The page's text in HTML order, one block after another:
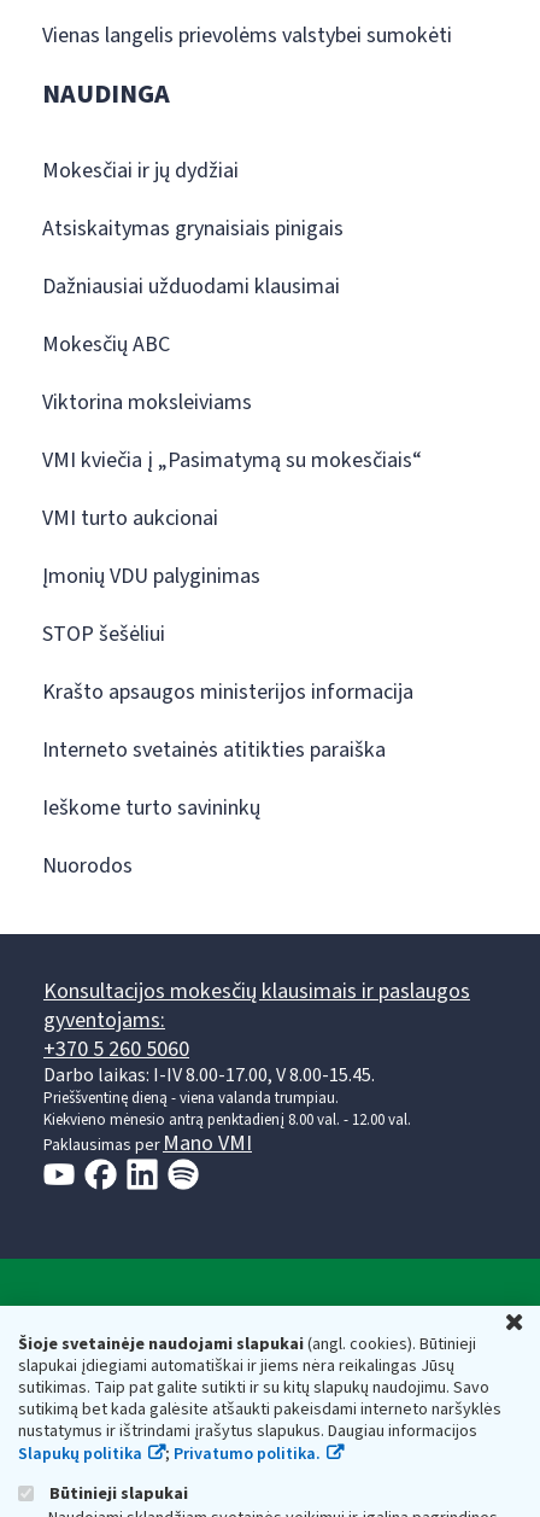
Šioje svetainėje naudojami slapukai(angl. cookies). Būtinieji
slapukai įdiegiami automatiškai ir jiems nėra reikalingas Jūsų
sutikimas. Taip pat galite sutikti ir su kitų slapukų naudojimu. Savo
sutikimą bet kada galėsite atšaukti pakeisdami interneto naršyklės
nustatymus ir ištrindami įrašytus slapukus. Daugiau informacijos
Slapukų politika
; Privatumo politika.
Būtinieji slapukai
Vienas langelis prievolėms valstybei sumokėti
NAUDINGA
Mokesčiai ir jų dydžiai
Atsiskaitymas grynaisiais pinigais
Dažniausiai užduodami klausimai
Mokesčių ABC
Viktorina moksleiviams
VMI kviečia į „Pasimatymą su mokesčiais“
VMI turto aukcionai
Įmonių VDU palyginimas
STOP šešėliui
Krašto apsaugos ministerijos informacija
Interneto svetainės atitikties paraiška
Ieškome turto savininkų
Nuorodos
Konsultacijos mokesčių klausimais ir paslaugos
gyventojams:
+370 5 260 5060
Darbo laikas: I-IV 8.00-17.00, V 8.00-15.45.
Prieššventinę dieną - viena valanda trumpiau.
Kiekvieno mėnesio antrą penktadienį 8.00 val. - 12.00 val.
Paklausimas per Mano VMI
Respublikos finansų ministerijos
Biudžetinė įstaiga. Juridinio asmens kodas — 188659752,
adresas: Vasario 16-osios g. 14, 01107 Vilnius, Lietuva, el.paštas:
vmi@vmi.lt, E. pristatymo dėžutės adresas 188659752
Duomenys apie Valstybinę mokesčių inspekciją prie Lietuvos
Respublikos finansų ministerijos kaupiami ir saugomi Juridinių